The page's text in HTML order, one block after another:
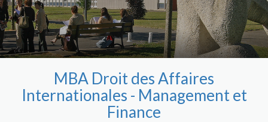
MBA Droit des Affaires
Internationales - Management et
Finance